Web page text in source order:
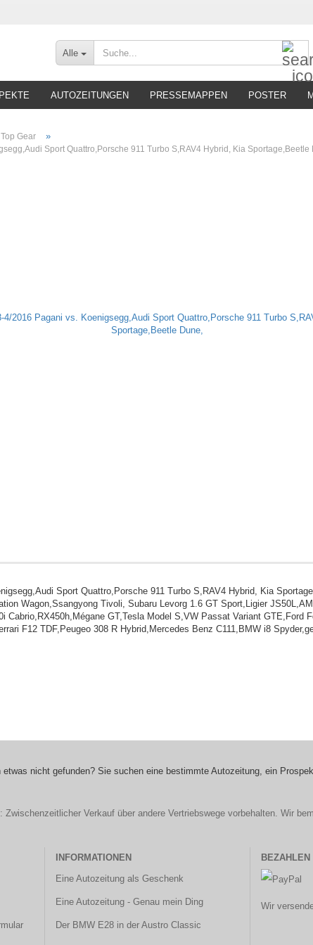
Alle
AUTOZEITUNGEN PRESSEMAPPEN POSTER
Top Gear »
Sport Quattro,Porsche 911 Turbo S,RAV4 Hybrid, Kia Sportage,Beetle
Sport Quattro,Porsche 911 Turbo S,RAV4 Hybrid, Kia
Wagon,Ssangyong Tivoli, Subaru Levorg 1.6 GT Sport,Ligier
Cabrio,RX450h,Mégane GT,Tesla Model S,VW Passat Variant GTE,Ford
F12 TDF,Peugeo 308 R Hybrid,Mercedes Benz C111,BMW i8
etwas nicht gefunden? Sie suchen eine bestimmte Autozeitung, ein
Zwischenzeitlicher Verkauf über andere Vertriebswege vorbehalten. Wir
INFORMATIONEN
Eine Autozeitung als Geschenk
Eine Autozeitung - Genau mein Ding
Der BMW E28 in der Austro Classic
Wir